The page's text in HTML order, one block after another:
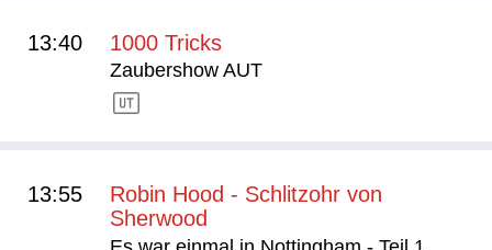
13:40 1000 Tricks
Zaubershow AUT
13:55
Robin Hood - Schlitzohr von
Sherwood